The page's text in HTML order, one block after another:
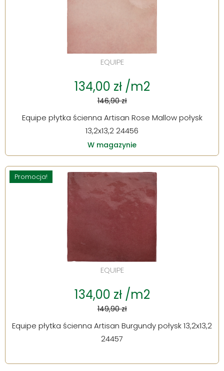
EQUIPE
134,00 zł /m2
146,90 zł
Equipe płytka ścienna Artisan Rose Mallow połysk
13,2x13,2 24456
W magazynie
Promocja!
EQUIPE
134,00 zł /m2
149,90 zł
Equipe płytka ścienna Artisan Burgundy połysk 13,2x13,2
24457